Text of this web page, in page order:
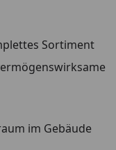
Sortiment
im Gebäude